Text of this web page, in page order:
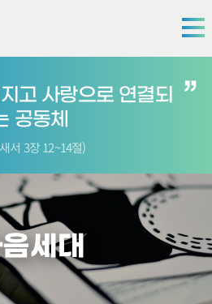
고 사랑으로 연결되
공동체
서 3장 12~14절)
세대